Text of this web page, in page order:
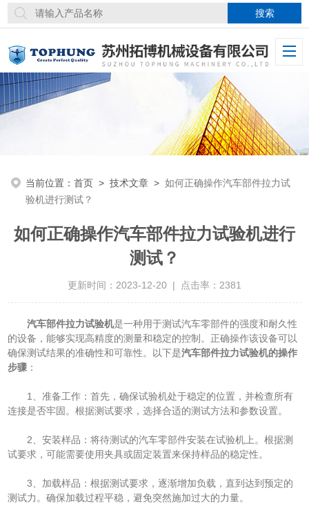
当前位置：首页 >技术文章 >如何正确操作汽车部件拉力试
验机进行测试？
如何正确操作汽车部件拉力试验机进行
测试？
更新时间：2023-12-20 | 点击率：2381
汽车部件拉力试验机是一种用于测试汽车零部件的强度和耐久性
的设备，能够实现高精度的测量和稳定的控制。正确操作该设备可以
确保测试结果的准确性和可靠性。以下是汽车部件拉力试验机的操作
步骤 ：
1、准备工作：首先，确保试验机处于稳定的位置，并检查所有
连接是否牢固。根据测试要求，选择合适的测试方法和参数设置。
2、安装样品：将待测试的汽车零部件安装在试验机上。根据测
试要求，可能需要使用夹具或固定装置来保持样品的稳定性。
3、加载样品：根据测试要求，逐渐增加负载，直到达到预定的
测试力。确保加载过程平稳，避免突然施加过大的力量。